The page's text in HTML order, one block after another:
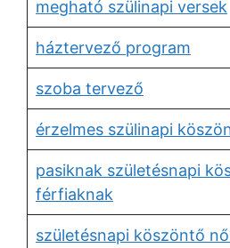
megható szülinapi versek
háztervező program
szoba tervező
érzelmes szülinapi
pasiknak születésnapi
férfiaknak
születésnapi köszöntő